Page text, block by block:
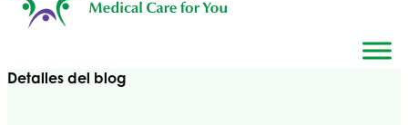
Detalles del blog